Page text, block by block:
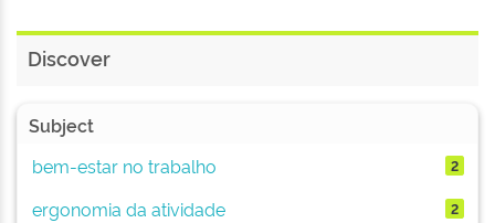
Discover
Subject
bem-estar no trabalho
2
ergonomia da atividade 2